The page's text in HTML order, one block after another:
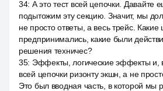
34: А это тест всей цепочки. Давайте
подытожим эту секцию. Значит, мы
не просто ответы, а весь трейс. Какие
предпринимались, какие были
решения техничес?
35: Эффекты, логические эффекты и,
всей цепочки ризонту экшн, а не
Это был вводная часть, в которой мы